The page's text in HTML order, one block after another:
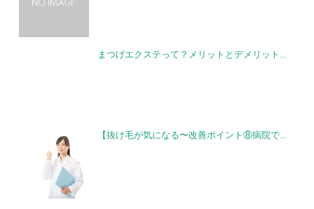
まつげエクステって？メリットとデメリット...
【抜け毛が気になる〜改善ポイント⑧病院で...